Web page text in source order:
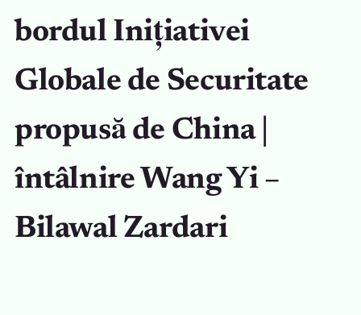
bordul Inițiativei
Globale de Securitate
propusă de China |
întâlnire Wang Yi –
Bilawal Zardari